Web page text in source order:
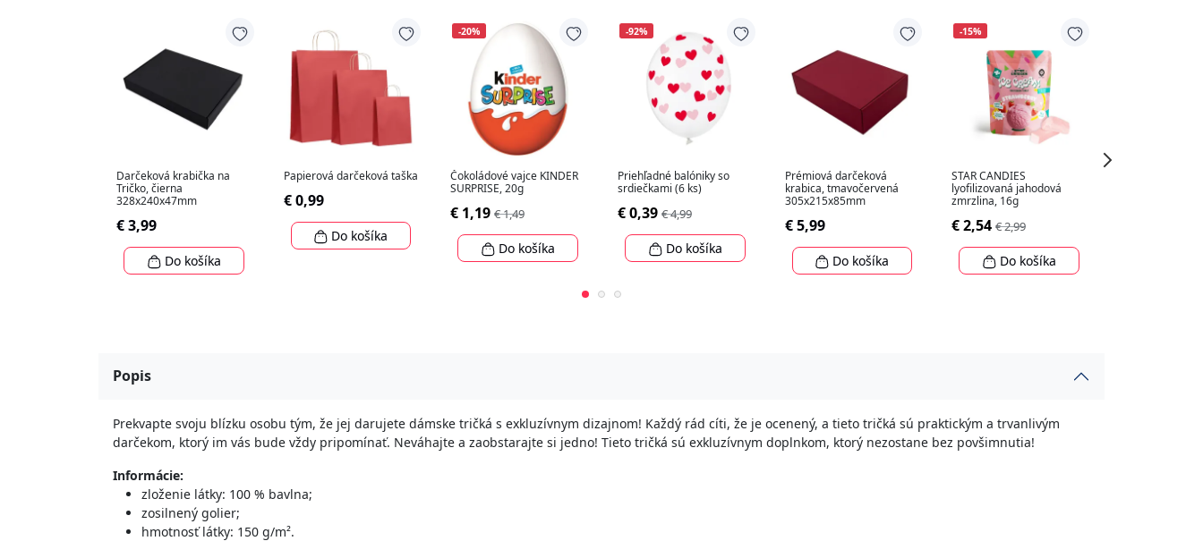
Darčeková krabička na
Tričko, čierna
328x240x47mm
€ 3,99
Do košíka
Papierová darčeková taška
€ 0,99
Do košíka
-20%
Čokoládové vajce KINDER
SURPRISE, 20g
€ 1,19 € 1,49
Do košíka
-92%
Priehľadné balóniky so
srdiečkami (6 ks)
€ 0,39 € 4,99
Do košíka
Prémiová darčeková
krabica, tmavočervená
305x215x85mm
€ 5,99
Do košíka
-15%
STAR CANDIES
lyofilizovaná jahodová
zmrzlina, 16g
€ 2,54 € 2,99
Do košíka
Popis
Prekvapte svoju blízku osobu tým, že jej darujete dámske tričká s exkluzívnym dizajnom! Každý rád cíti, že je ocenený, a tieto tričká sú praktickým a trvanlivým
darčekom, ktorý im vás bude vždy pripomínať. Neváhajte a zaobstarajte si jedno! Tieto tričká sú exkluzívnym doplnkom, ktorý nezostane bez povšimnutia!
Informácie:
zloženie látky: 100 % bavlna;
zosilnený golier;
hmotnosť látky: 150 g/m².